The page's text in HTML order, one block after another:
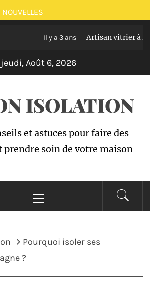
Il y a 3 ans Artisan vitrier à
jeudi, Août 6, 2026
ISOLATION
et astuces pour faire des
prendre soin de votre maison
principal
Pourquoi isoler ses
?